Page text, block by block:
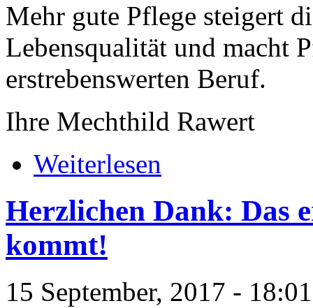
Mehr gute Pflege steigert
Lebensqualität und macht
erstrebenswerten Beruf.
Ihre Mechthild Rawert
Weiterlesen
Herzlichen Dank: Das
kommt!
15 September, 2017 - 18:01